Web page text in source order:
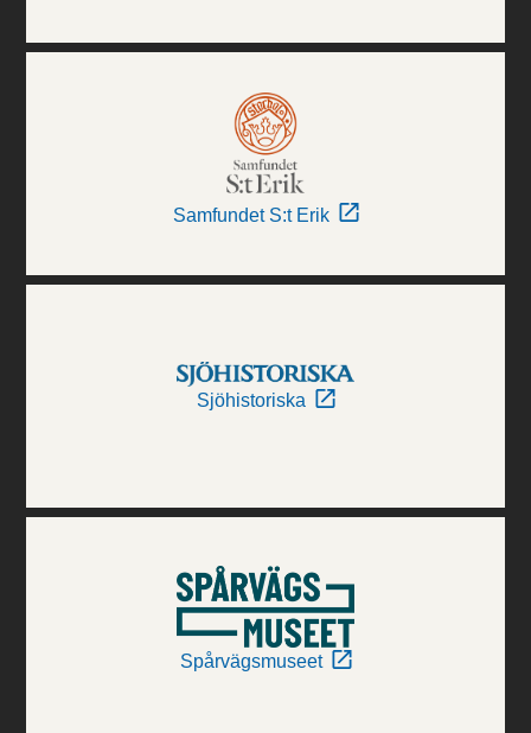
Samfundet S:t Erik
Sjöhistoriska
Spårvägsmuseet